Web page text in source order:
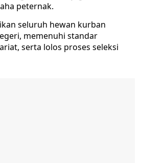
peternak.
seluruh hewan kurban
memenuhi standar
serta lolos proses seleksi